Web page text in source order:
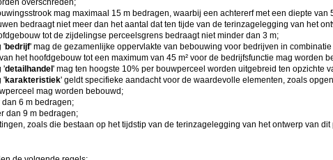
overschreden;
mag maximaal 15 m bedragen, waarbij een achtererf met een diepte
bedraagt niet meer dan het aantal dat ten tijde van de terinzagelegging van het
tot de zijdelingse perceelsgrens bedraagt niet minder dan 3 m;
'bedrijf' mag de gezamenlijke oppervlakte van bebouwing voor bedrijven in
het hoofdgebouw tot een maximum van 45 m² voor de bedrijfsfunctie mag worden
'detailhandel ' mag ten hoogste 10% per bouwperceel worden uitgebreid ten opzichte
'karakteristiek' geldt specifieke aandacht voor de waardevolle elementen, zoals
mag worden bebouwd;
6 m bedragen;
dan 9 m bedragen;
zoals die bestaan op het tijdstip van de terinzagelegging van het ontwerp van